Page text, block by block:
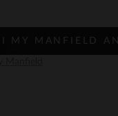
MY MANFIELD AN